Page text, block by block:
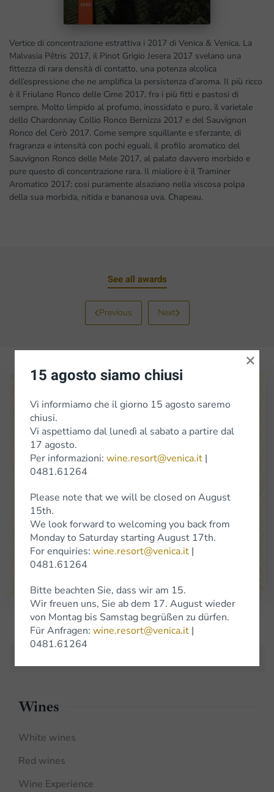
Vertice di concentrazione estrattiva i 2017 di Venica & Venica. La
Malvasia Pêtris 2017, il Pinot Grigio Jesera 2017 svelano una
fittezza di rara densità di contatto, una potenza alcolica
dell’espressione che ne amplifica la persistenza d’aroma. Il più ricco
è il Friulano Ronco delle Cime 2017, fra i più fitti e pastosi di
sempre. Molto limpido al profumo, inossidato e puro, il varietale
dello Chardonnay Collio Ronco Bernizza 2017 e del Sauvignon
Ronco del Cerò 2017. Come sempre squillante e sferzante, di
fragranza e intensità con pochi eguali, il profilo aromatico del
Sauvignon Ronco delle Mele 2017, al palato davvero morbido e
pure questo di concentrazione rara. Il mialiore è il Traminer
Aromatico 2017: cosi puramente alsaziano nella viscosa polpa
della sua morbida, nitida e bananosa uva. Chapeau.
See all awards
Previous Next
Venica&Venica
Location Cerò 8 34070 Dolegna del Collio (Go)
The shop is open Monday to Saturday, 9.30 a.m. to 6 p.m.
On Saturdays in January, the shop will be closed.
Subscribe to Newsletter
Wines
White wines
Red wines
Wine Experience
15 agosto siamo chiusi
Vi informiamo che il giorno 15 agosto saremo
chiusi.
Vi aspettiamo dal lunedì al sabato a partire dal
17 agosto.
Per informazioni: wine.resort@venica.it |
0481.61264
Please note that we will be closed on August
15th.
We look forward to welcoming you back from
Monday to Saturday starting August 17th.
For enquiries: wine.resort@venica.it |
0481.61264
Bitte beachten Sie, dass wir am 15.
Wir freuen uns, Sie ab dem 17. August wieder
von Montag bis Samstag begrüßen zu dürfen.
Für Anfragen: wine.resort@venica.it |
0481.61264
×